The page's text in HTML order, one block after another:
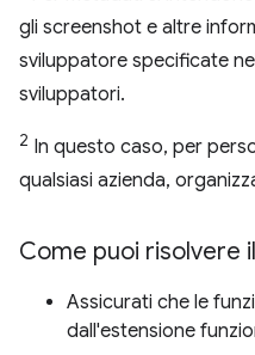
gli screenshot e altre
sviluppatore specificate
sviluppatori.
2 In questo caso, per
qualsiasi azienda,
Come puoi risolvere
Assicurati che le
dall'estensione